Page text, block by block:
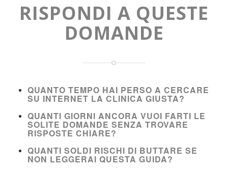
RISPONDI A QUESTE
DOMANDE
QUANTO TEMPO HAI PERSO A CERCARE
SU INTERNET LA CLINICA GIUSTA?
QUANTI GIORNI ANCORA VUOI FARTI LE
SOLITE DOMANDE SENZA TROVARE
RISPOSTE CHIARE?
QUANTI SOLDI RISCHI DI BUTTARE SE
NON LEGGERAI QUESTA GUIDA?